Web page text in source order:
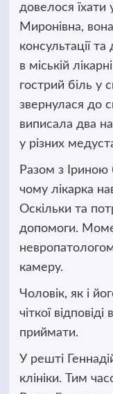
довелося їхати
Миронівна,
консультації
в міській
гострий біль у
звернулася до
виписала два
у різних
Разом з Іриною
чому лікарка
Оскільки та
допомоги.
камеру.
Чоловік, як і
чіткої
приймати.
У решті
клініки. Тим